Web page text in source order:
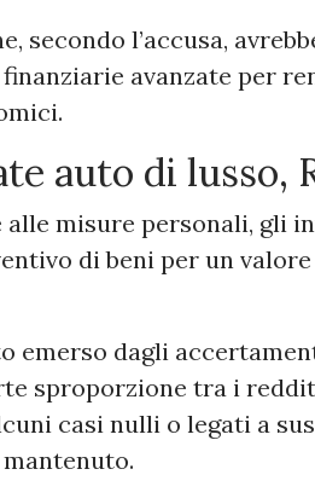
secondo l’accusa,
avanzate per
auto di lusso,
alle misure personali, gli
di beni per un
emerso dagli
sproporzione tra i
casi nulli o legati a